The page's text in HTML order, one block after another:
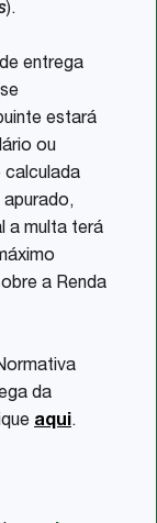
).
entrega
estará
ou
calculada
a multa terá
a Renda
da
aqui.